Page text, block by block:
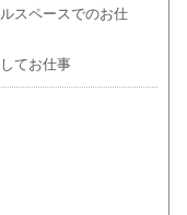
スペースでのお仕
てお仕事